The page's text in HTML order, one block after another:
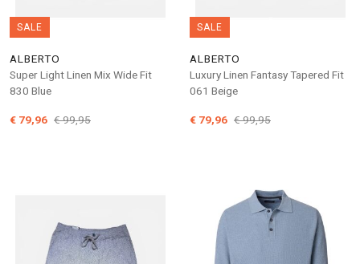
SALE
ALBERTO
Super Light Linen Mix Wide Fit
830 Blue
€ 99,95
€ 79,96
SALE
ALBERTO
Luxury Linen Fantasy Tapered Fit
061 Beige
€ 99,95
€ 79,96